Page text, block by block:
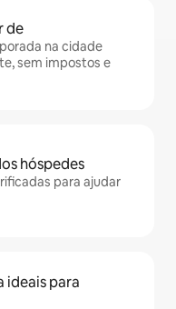
de
na cidade
sem impostos e
hóspedes
para ajudar
ideais para